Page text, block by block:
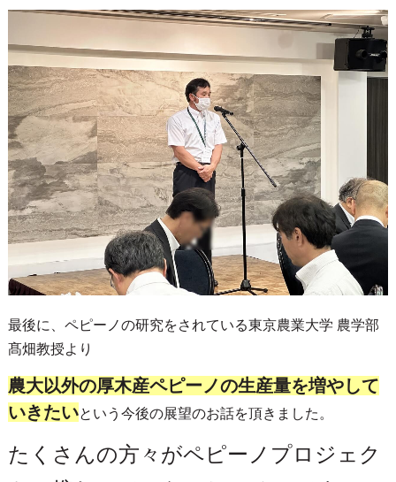
最後に、ペピーノの研究をされている東京農業大学 農学部
髙畑教授より
農大以外の厚木産ペピーノの生産量を増やして
いきたいという今後の展望のお話を頂きました。
たくさんの方々がペピーノプロジェク